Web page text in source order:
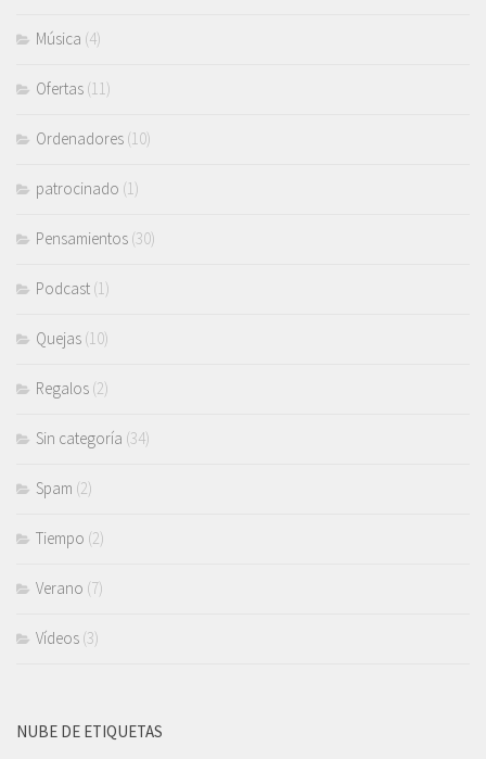
Música (4)
Ofertas (11)
Ordenadores (10)
patrocinado (1)
Pensamientos (30)
Podcast (1)
Quejas (10)
Regalos (2)
Sin categoría (34)
Spam (2)
Tiempo (2)
Verano (7)
Vídeos (3)
NUBE DE ETIQUETAS